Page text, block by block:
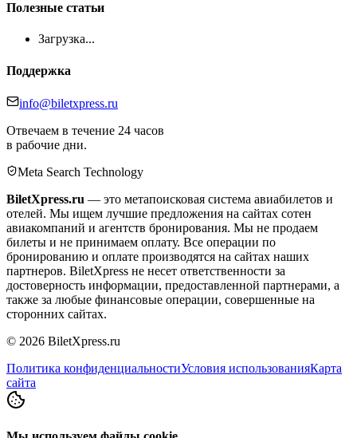
Полезные статьи
Загрузка...
Поддержка
info@biletxpress.ru
Отвечаем в течение 24 часов
в рабочие дни.
Meta Search Technology
BiletXpress.ru — это метапоисковая система авиабилетов и
отелей. Мы ищем лучшие предложения на сайтах сотен
авиакомпаний и агентств бронирования. Мы не продаем
билеты и не принимаем оплату. Все операции по
бронированию и оплате производятся на сайтах наших
партнеров. BiletXpress не несет ответственности за
достоверность информации, предоставленной партнерами, а
также за любые финансовые операции, совершенные на
сторонних сайтах.
© 2026 BiletXpress.ru
Политика конфиденциальностиУсловия использованияКарта
сайта